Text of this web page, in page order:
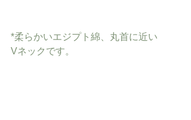
*柔らかいエジプト綿、丸首に近い
Vネックです。